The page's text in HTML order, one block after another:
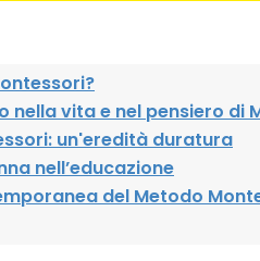
nella vita e nel pensiero di
un'eredità duratura
nell’educazione
del Metodo